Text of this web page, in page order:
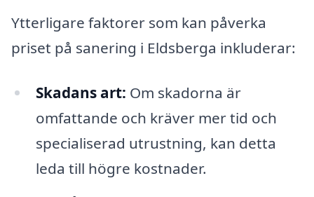
Ytterligare faktorer som kan påverka
priset på sanering i Eldsberga inkluderar:
Skadans art: Om skadorna är
omfattande och kräver mer tid och
specialiserad utrustning, kan detta
leda till högre kostnader.